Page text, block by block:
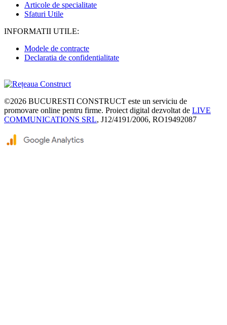
Articole de specialitate
Sfaturi Utile
INFORMATII UTILE:
Modele de contracte
Declaratia de confidentialitate
©2026 BUCURESTI CONSTRUCT este un serviciu de
promovare online pentru firme. Proiect digital dezvoltat de LIVE
COMMUNICATIONS SRL, J12/4191/2006, RO19492087